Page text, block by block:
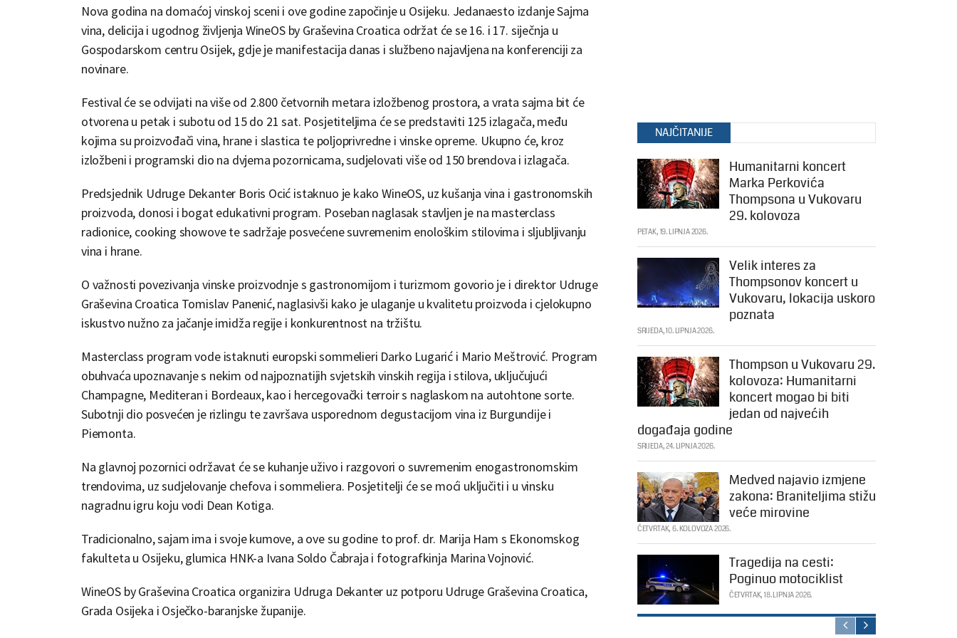
Nova godina na domaćoj vinskoj sceni i ove godine započinje u Osijeku. Jedanaesto izdanje Sajma
vina, delicija i ugodnog življenja WineOS by Graševina Croatica održat će se 16. i 17. siječnja u
Gospodarskom centru Osijek, gdje je manifestacija danas i službeno najavljena na konferenciji za
novinare.
Festival će se odvijati na više od 2.800 četvornih metara izložbenog prostora, a vrata sajma bit će
otvorena u petak i subotu od 15 do 21 sat. Posjetiteljima će se predstaviti 125 izlagača, među
kojima su proizvođači vina, hrane i slastica te poljoprivredne i vinske opreme. Ukupno će, kroz
izložbeni i programski dio na dvjema pozornicama, sudjelovati više od 150 brendova i izlagača.
Predsjednik Udruge Dekanter Boris Ocić istaknuo je kako WineOS, uz kušanja vina i gastronomskih
proizvoda, donosi i bogat edukativni program. Poseban naglasak stavljen je na masterclass
radionice, cooking showove te sadržaje posvećene suvremenim enološkim stilovima i sljubljivanju
vina i hrane.
O važnosti povezivanja vinske proizvodnje s gastronomijom i turizmom govorio je i direktor Udruge
Graševina Croatica Tomislav Panenić, naglasivši kako je ulaganje u kvalitetu proizvoda i cjelokupno
iskustvo nužno za jačanje imidža regije i konkurentnost na tržištu.
Masterclass program vode istaknuti europski sommelieri Darko Lugarić i Mario Meštrović. Program
obuhvaća upoznavanje s nekim od najpoznatijih svjetskih vinskih regija i stilova, uključujući
Champagne, Mediteran i Bordeaux, kao i hercegovački terroir s naglaskom na autohtone sorte.
Subotnji dio posvećen je rizlingu te završava usporednom degustacijom vina iz Burgundije i
Piemonta.
Na glavnoj pozornici održavat će se kuhanje uživo i razgovori o suvremenim enogastronomskim
trendovima, uz sudjelovanje chefova i sommeliera. Posjetitelji će se moći uključiti i u vinsku
nagradnu igru koju vodi Dean Kotiga.
Tradicionalno, sajam ima i svoje kumove, a ove su godine to prof. dr. Marija Ham s Ekonomskog
fakulteta u Osijeku, glumica HNK-a Ivana Soldo Čabraja i fotografkinja Marina Vojnović.
WineOS by Graševina Croatica organizira Udruga Dekanter uz potporu Udruge Graševina Croatica,
Grada Osijeka i Osječko-baranjske županije.
NAJČITANIJE
Humanitarni koncert
Marka Perkovića
Thompsona u Vukovaru
29. kolovoza
PETAK, 19. LIPNJA 2026.
Velik interes za
Thompsonov koncert u
Vukovaru, lokacija uskoro
poznata
SRIJEDA, 10. LIPNJA 2026.
Thompson u Vukovaru 29.
kolovoza: Humanitarni
koncert mogao bi biti
jedan od najvećih
događaja godine
SRIJEDA, 24. LIPNJA 2026.
Medved najavio izmjene
zakona: Braniteljima stižu
veće mirovine
ČETVRTAK, 6. KOLOVOZA 2026.
Tragedija na cesti:
Poginuo motociklist
ČETVRTAK, 18. LIPNJA 2026.